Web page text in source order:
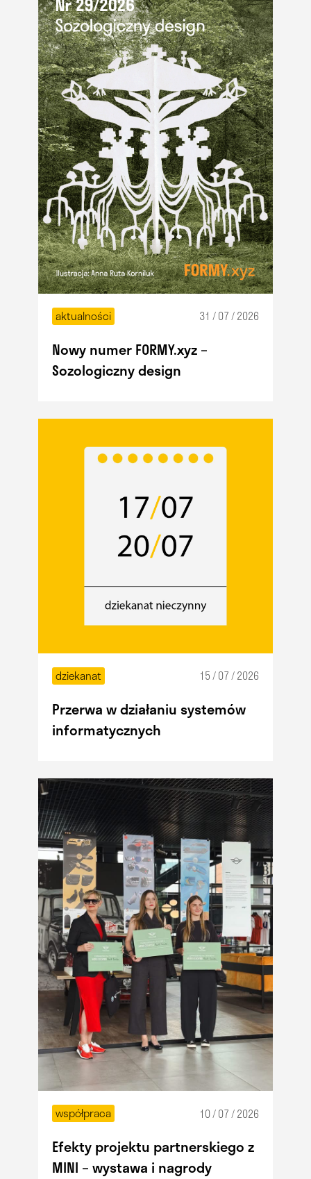
aktualności 31 / 07 / 2026
Nowy numer FORMY.xyz –
Sozologiczny design
dziekanat 15 / 07 / 2026
Przerwa w działaniu systemów
informatycznych
współpraca 10 / 07 / 2026
Efekty projektu partnerskiego z
MINI – wystawa i nagrody